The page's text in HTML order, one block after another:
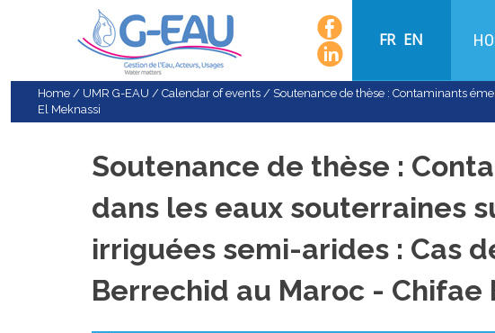
FR EN
Home / UMR G-EAU / Calendar of events / Soutenance de thèse : Contaminants
El Meknassi
Soutenance de thèse :
dans les eaux souterraines
irriguées semi-arides : Cas
Berrechid au Maroc - Chifae